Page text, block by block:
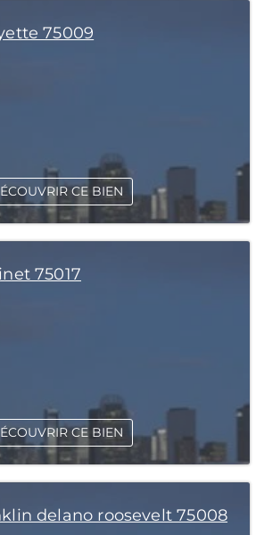
75009
CE BIEN
75017
CE BIEN
delano roosevelt 75008